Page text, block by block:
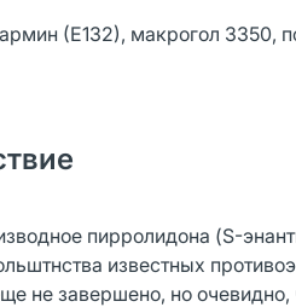
(Е132), макрогол 3350,
пирролидона (S-
известных
не завершено, но